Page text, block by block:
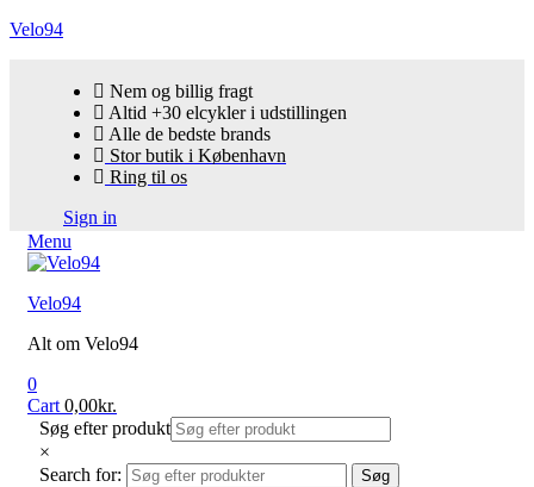
Velo94
Nem og billig fragt
Altid +30 elcykler i udstillingen
Alle de bedste brands
Stor butik i København
Ring til os
Sign in
Menu
Velo94
Alt om Velo94
0
Cart 0,00kr.
Søg efter produkt
×
Search for:
Søg